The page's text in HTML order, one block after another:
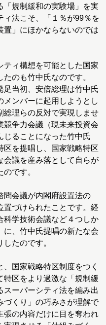
「規制緩和の実験場」を実
ィ法こそ、「１％が99％を
置」にほかならないのでは
ィ構想を可能とした国家
のも竹中氏なのです。
当初、安倍総理は竹中氏
メンバーに起用しようとし
総理らの反対で実現しませ
競争力会議（現未来投資会
じることになった竹中氏
区を提唱し、国家戦略特区
会議を産み落として自らが
です。
会議が内閣府設置法の
置づけられたことです。経
科学技術会議など４つしか
に、竹中氏提唱の新たな会
たのです。
国家戦略特区制度をつく
特区をより過激な「規制緩
スーパーシティ法を編み出
づくり」の巧みさが理解で
張の内容だけに目を奪われ